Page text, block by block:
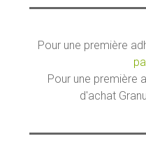
Pour une première
Pour une première
d'achat